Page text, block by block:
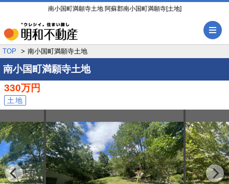
南小国町満願寺土地 阿蘇郡南小国町満願寺[土地]
TOP 南小国町満願寺土地
南小国町満願寺土地
330万円
土地